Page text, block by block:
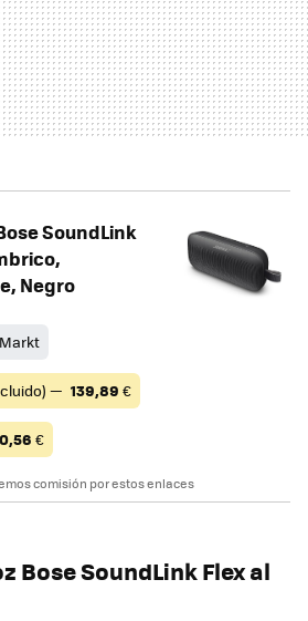
SoundLink
Negro
— 139,89 €
€
comisión por estos enlaces
Bose SoundLink Flex al